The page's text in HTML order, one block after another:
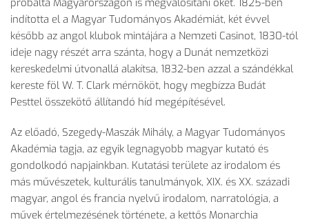
próbálta Magyarországon is megvalósítani őket. 1825-ben
indította el a Magyar Tudományos Akadémiát, két évvel
később az angol klubok mintájára a Nemzeti Casinot, 1830-tól
ideje nagy részét arra szánta, hogy a Dunát nemzetközi
kereskedelmi útvonallá alakítsa, 1832-ben azzal a szándékkal
kereste föl W. T. Clark mérnököt, hogy megbízza Budát
Pesttel összekötő állítandó híd megépítésével.
Az előadó, Szegedy-Maszák Mihály, a Magyar Tudományos
Akadémia tagja, az egyik legnagyobb magyar kutató és
gondolkodó napjainkban. Kutatási területe az irodalom és
más művészetek, kulturális tanulmányok, XIX. és XX. századi
magyar, angol és francia nyelvű irodalom, narratológia, a
művek értelmezésének története, a kettős Monarchia